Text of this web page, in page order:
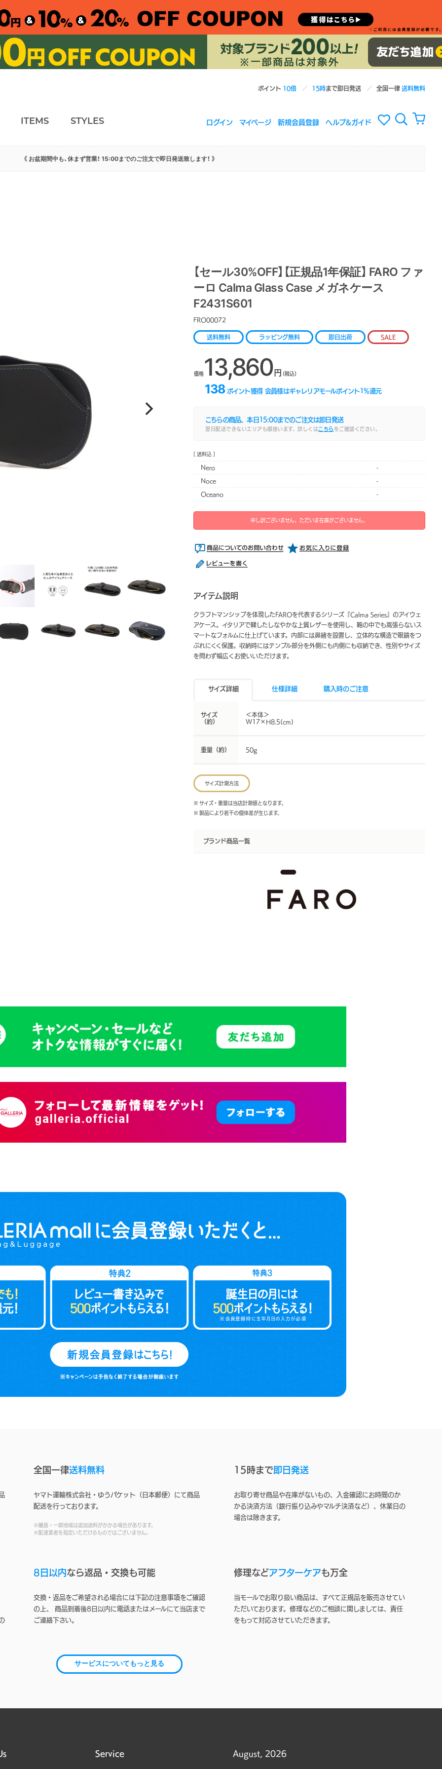
ポイント 10倍 15時まで即日発送 全国一律送料無料
ITEMS STYLES ログイン マイページ 新規会員登録 ヘルプ&ガイド
《 お盆期間中も、休まず営業！ 15:00までのご注文で即日発送致します！ 》
【セール30%OFF】【正規品1年保証】 FARO ファ
ーロ Calma Glass Case メガネケース
F2431S601
FRO00072
送料無料 ラッピング無料 即日出荷 SALE
価格 13,860円 (税込)
138 ポイント獲得 会員様はギャレリアモールポイント 1%還元
こちらの商品、本日 15:00までのご注文は即日発送
翌日配送できないエリアも御座います。詳しくはこちら をご確認ください。
[ 送料込 ]
Nero -
Noce -
Oceano -
申し訳ございません。ただいま在庫がございません。
アイテム説明
クラフトマンシップを体現したFAROを代表するシリーズ『Calma Series』のアイウェ
アケース。イタリアで鞣したしなやかな上質レザーを使用し、鞄の中でも嵩張らないス
マートなフォルムに仕上げています。内部には鼻緒を設置し、立体的な構造で眼鏡をつ
ぶれにくく保護。収納時にはテンプル部分を外側にも内側にも収納でき、性別やサイズ
を問わず幅広くお使いいただけます。
サイズ詳細 仕様詳細 購入時のご注意
サイズ
（約）
＜本体＞
W17×H8.5(cm)
重量（約） 50g
サイズ計測方法
※ サイズ・重量は当店計測値となります。
※ 製品により若干の個体差が生じます。
ブランド商品一覧
全国一律送料無料
ヤマト運輸株式会社・ゆうパケット（日本郵便）にて商品
配送を行っております。
※離島・一部地域は追加送料がかかる場合があります。
※配達業者を指定いただけるものではございません。
15時まで即日発送
お取り寄せ商品や在庫がないもの、入金確認にお時間のか
かる決済方法（銀行振り込みやマルチ決済など）、休業日の
場合は除きます。
8日以内なら返品・交換も可能
交換・返品をご希望される場合には下記の注意事項をご確認
の上、 商品到着後8日以内に電話またはメールにて当店まで
ご連絡下さい。
修理などアフターケアも万全
当モールでお取り扱い商品は、すべて正規品を販売させてい
ただいております。修理などのご相談に関しましては、責任
をもって対応させていただきます。
サービスについてもっと見る
Service August, 2026